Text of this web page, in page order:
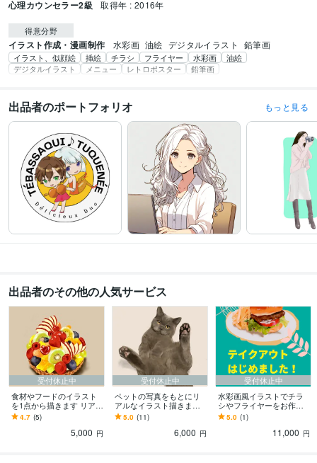
心理カウンセラー2級 取得年 : 2016年
得意分野
イラスト作成・漫画制作 水彩画 油絵 デジタルイラスト 鉛筆画
イラスト、似顔絵 挿絵 チラシ フライヤー 水彩画
油絵
デジタルイラスト
メニュー レトロポスター 鉛筆画
出品者のポートフォリオ もっと見る
出品者のその他の人気サービス
受付休止中
食材やフードのイラスト
を1点から描きます リアル
なものや軽いタッチのも
の、様々なテイストでお
4.7 (5)
5,000 円
受付休止中
ペットの写真をもとにリ
アルなイラスト描きます
プレゼントや、スマホの
待ち受け、アイコンにお
使いいただけます
5.0 (11)
6,000 円
受付休止中
水彩画風イラストでチラ
シやフライヤーをお作り
します イラスト入りのチ
ラシやフライヤーをお作
5.0 (1)
11,000 円